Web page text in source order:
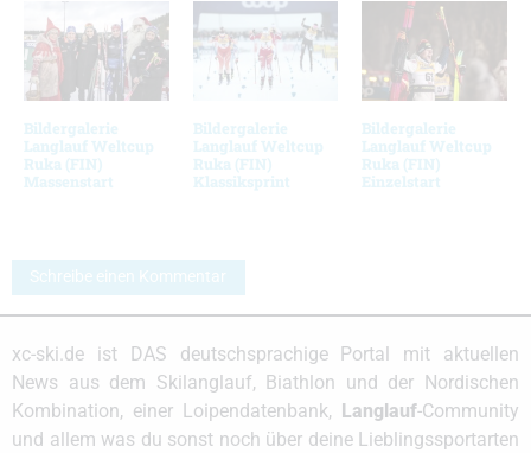
Bildergalerie
Langlauf Weltcup
Ruka (FIN)
Massenstart
Bildergalerie
Langlauf Weltcup
Ruka (FIN)
Klassiksprint
Bildergalerie
Langlauf Weltcup
Ruka (FIN)
Einzelstart
Schreibe einen Kommentar
xc-ski.de ist DAS deutschsprachige Portal mit aktuellen
News aus dem Skilanglauf, Biathlon und der Nordischen
Kombination, einer Loipendatenbank,
Langlauf-Community
und allem was du sonst noch über deine Lieblingssportarten